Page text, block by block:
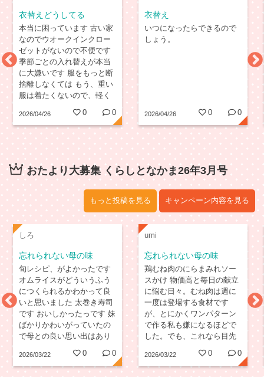
衣替えどうしてる
本当に困っています 古い家
なのでウオークインクロー
ゼットがないので不便です
季節ごとの入れ替えが本当
に大嫌いです 服をもっと断
捨離しなくては もう、重い
服は着たくないので、軽く
す
2026/04/26 0 0
衣替え
いつになったらできるので
しょう。
2026/04/26 0 0
おたより大募集 くらしとなかま26年3月号
もっと投稿を見る キャンペーン内容を見る
しろ
忘れられない母の味
旬レシピ、がよかったです
オムライスがどういうふう
につくられるかわかって良
いと思いました 太巻き寿司
です おいしかったっです 妹
ばかりかわいがっていたの
で母との良い思い出はあり
かかくことがありません 記
事では、みなさん良いこと
2026/03/22 0 0
umi
忘れられない母の味
鶏むね肉のにらまみれソー
スかけ 物価高と毎日の献立
に悩む日々。むね肉は週に
一度は登場する食材です
が、とにかくワンパターン
で作る私も嫌になるほどで
した。でも、これなら目先
明日やってみます！...
2026/03/22 0 0